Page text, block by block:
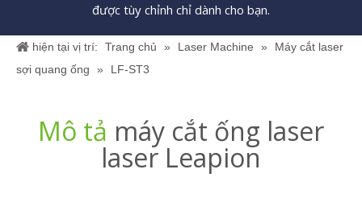
được tùy chỉnh chỉ dành cho bạn.
hiện tại vị trí: Trang chủ » Laser Machine »
Máy cắt laser
sợi quang ống
» LF-ST3
Mô tả máy cắt ống laser
laser Leapion